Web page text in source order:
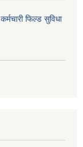
फिल्ड सुविधा